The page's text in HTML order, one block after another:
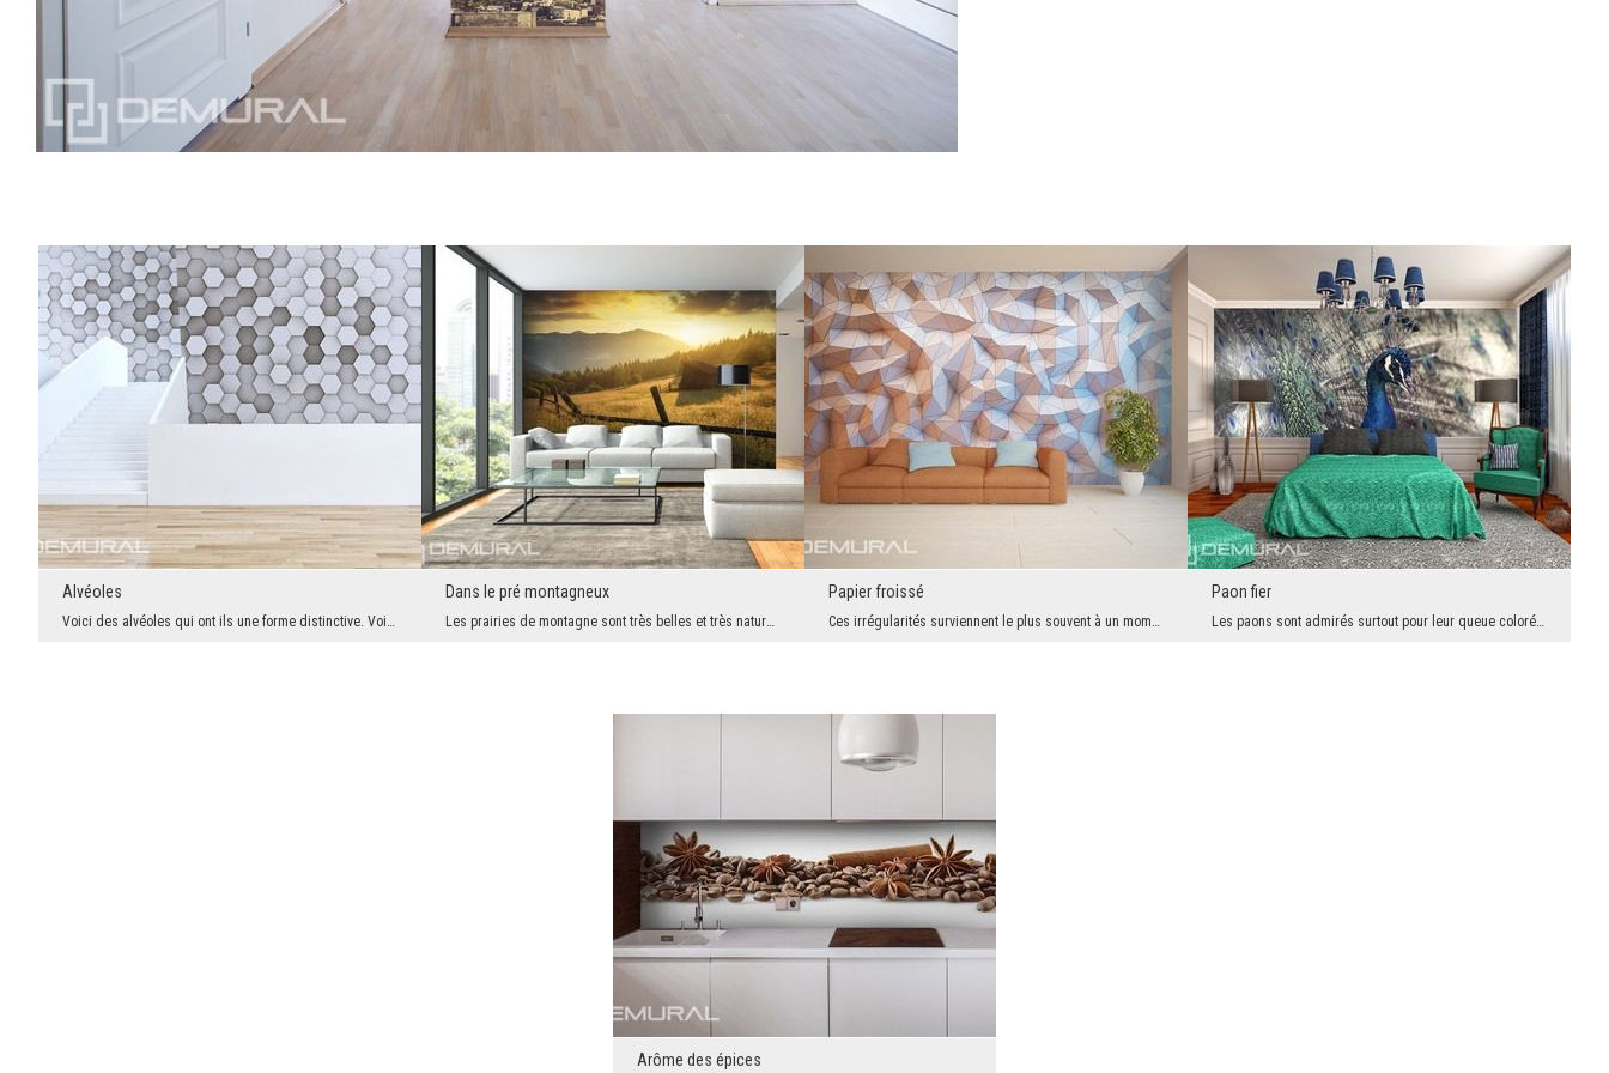
Alvéoles Dans le pré montagneux Papier froissé Paon fier
Arôme des épices